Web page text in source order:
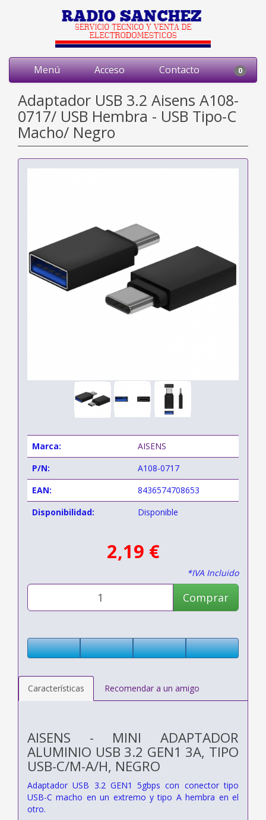
Menú Acceso Contacto 0
Adaptador USB 3.2 Aisens A108-
0717/ USB Hembra - USB Tipo-C
Macho/ Negro
Marca:
AISENS
P/N:
A108-0717
EAN:
8436574708653
Disponibilidad:
Disponible
2,19 €
*IVA Incluido
Comprar
Características Recomendar a un amigo
AISENS - MINI ADAPTADOR
ALUMINIO USB 3.2 GEN1 3A, TIPO
USB-C/M-A/H, NEGRO
Adaptador USB 3.2 GEN1 5gbps con conector tipo
USB-C macho en un extremo y tipo A hembra en el
otro.